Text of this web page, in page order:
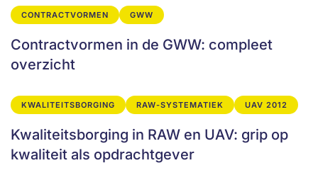
CONTRACTVORMEN GWW
Contractvormen in de GWW: compleet
overzicht
KWALITEITSBORGING RAW-SYSTEMATIEK UAV 2012
Kwaliteitsborging in RAW en UAV: grip op
kwaliteit als opdrachtgever